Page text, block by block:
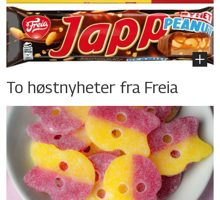
To høstnyheter fra Freia